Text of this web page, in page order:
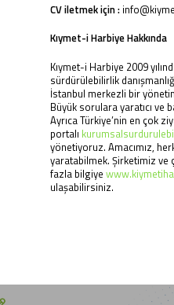
CV iletmek için :
Kıymet-i Harbiye Hakkında
Kıymet-i Harbiye 2009
sürdürülebilirlik
İstanbul merkezli bir
Büyük sorulara yaratıcı
Ayrıca Türkiye’nin en çok
portalı
yönetiyoruz. Amacımız,
yaratabilmek. Şirketimiz ve
fazla bilgiye
ulaşabilirsiniz.